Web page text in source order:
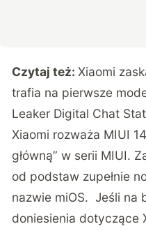
Czytaj też:Xiaomi
trafia na pierwsze
Leaker Digital Chat
Xiaomi rozważa MIUI
główną” w serii MIUI.
od podstaw zupełnie
nazwie miOS. Jeśli na
doniesienia dotyczące